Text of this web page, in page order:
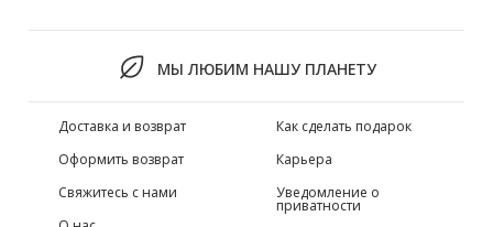
МЫ ЛЮБИМ НАШУ ПЛАНЕТУ
Доставка и возврат
Оформить возврат
Свяжитесь с нами
Как сделать подарок
Карьера
Уведомление о
приватности